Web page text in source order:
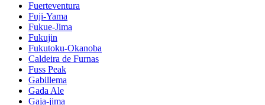
Fuerteventura
Fuji-Yama
Fukue-Jima
Fukujin
Fukutoku-Okanoba
Caldeira de Furnas
Fuss Peak
Gabillema
Gada Ale
Gaja-jima